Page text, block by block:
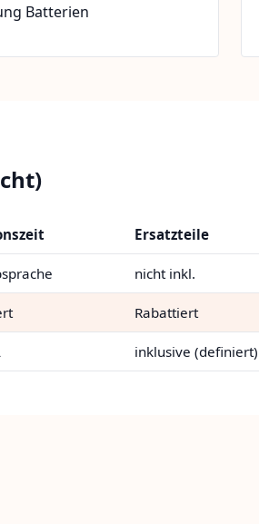
Batterien
Ersatzteile
nicht inkl.
Rabattiert
inklusive (definiert)